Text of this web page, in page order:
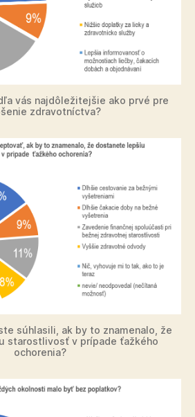
vás najdôležitejšie ako prvé pre
zdravotníctva?
súhlasili, ak by to znamenalo, že
starostlivosť v prípade ťažkého
ochorenia?